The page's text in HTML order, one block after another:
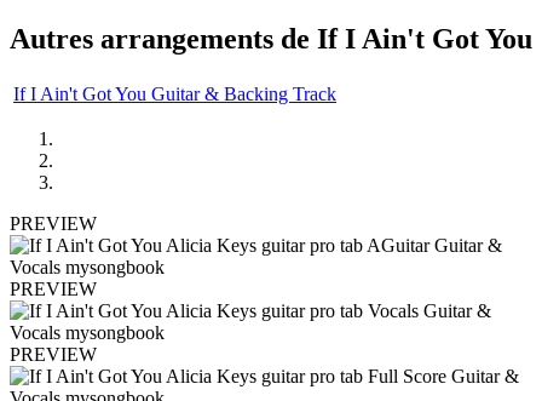
Autres arrangements de If I Ain't Got You
If I Ain't Got You Guitar & Backing Track
PREVIEW
PREVIEW
PREVIEW